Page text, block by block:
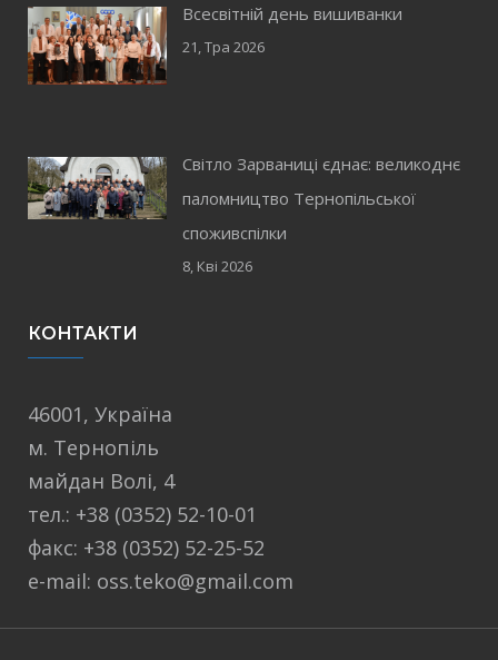
Всесвітній день вишиванки
21, Тра 2026
Світло Зарваниці єднає: великоднє
паломництво Тернопільської
споживспілки
8, Кві 2026
КОНТАКТИ
46001, Україна
м. Тернопіль
майдан Волі, 4
тел.: +38 (0352) 52-10-01
факс: +38 (0352) 52-25-52
e-mail: oss.teko@gmail.com